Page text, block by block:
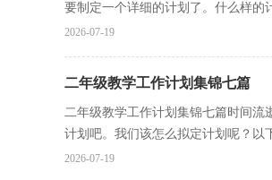
要制定一个详细的计划了。什么样的
2026-07-19
二年级教学工作计划集锦七篇
二年级教学工作计划集锦七篇时间流
计划吧。我们该怎么拟定计划呢？以
2026-07-19